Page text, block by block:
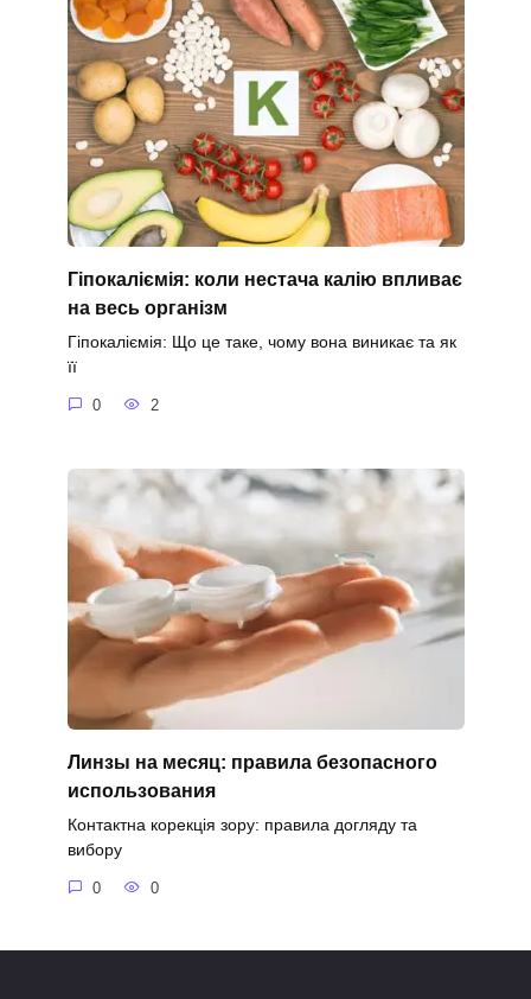
Гіпокаліємія: коли нестача калію впливає
на весь організм
Гіпокаліємія: Що це таке, чому вона виникає та як
її
0 2
Линзы на месяц: правила безопасного
использования
Контактна корекція зору: правила догляду та
вибору
0 0